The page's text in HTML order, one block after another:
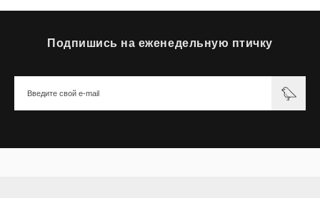
Подпишись на еженедельную птичку